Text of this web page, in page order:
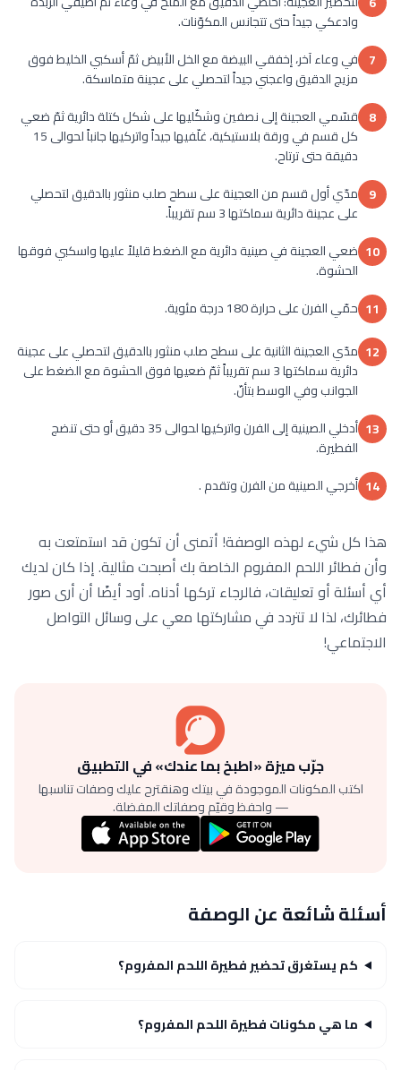
وادعكي جيداً حتى تتجانس المكوّنات.
7 في وعاء آخر، إخفقي البيضة مع الخل الأبيض ثمّ أسكبي الخليط فوق
مزيج الدقيق واعجني جيداً لتحصلي على عجينة متماسكة.
8 قسّمي العجينة إلى نصفين وشكّليها على شكل كتلة دائرية ثمّ ضعي
كل قسم في ورقة بلاستيكية، غلّفيها جيداً واتركيها جانباً لحوالى 15
دقيقة حتى ترتاح.
9 مدّي أول قسم من العجينة على سطح صلب منثور بالدقيق لتحصلي
على عجينة دائرية سماكتها 3 سم تقريباً.
10 ضعي العجينة في صينية دائرية مع الضغط قليلاً عليها واسكبي فوقها
الحشوة.
11 حمّي الفرن على حرارة 180 درجة مئوية.
12 مدّي العجينة الثانية على سطح صلب منثور بالدقيق لتحصلي على عجينة
دائرية سماكتها 3 سم تقريباً ثمّ ضعيها فوق الحشوة مع الضغط على
الجوانب وفي الوسط بتأنّ.
13
أدخلي الصينية إلى الفرن واتركيها لحوالى 35 دقيق أو حتى تنضج
الفطيرة.
14 أخرجي الصينية من الفرن وتقدم .
هذا كل شيء لهذه الوصفة! أتمنى أن تكون قد استمتعت به
وأن فطائر اللحم المفروم الخاصة بك أصبحت مثالية. إذا كان لديك
أي أسئلة أو تعليقات، فالرجاء تركها أدناه. أود أيضًا أن أرى صور
فطائرك، لذا لا تتردد في مشاركتها معي على وسائل التواصل
الاجتماعي!
جرّب ميزة «اطبخ بما عندك» في التطبيق
اكتب المكونات الموجودة في بيتك وهنقترح عليك وصفات تناسبها
— واحفظ وقيّم وصفاتك المفضلة.
أسئلة شائعة عن الوصفة
كم يستغرق تحضير فطيرة اللحم المفروم؟
ما هي مكونات فطيرة اللحم المفروم؟